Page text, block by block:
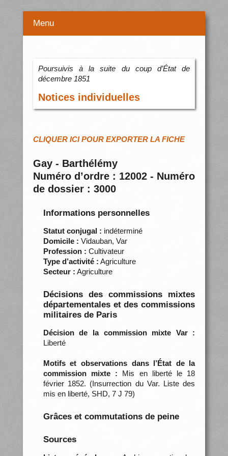
Menu
Poursuivis à la suite du coup d’État de
décembre 1851
Notices individuelles
CLIQUER ICI POUR EXPORTER LA FICHE
Gay - Barthélémy
Numéro d’ordre : 12002 - Numéro
de dossier : 3000
Informations personnelles
Statut conjugal : indéterminé
Domicile : Vidauban, Var
Profession : Cultivateur
Type d’activité : Agriculture
Secteur : Agriculture
Décisions des commissions mixtes
départementales et des commissions
militaires de Paris
Décision de la commission mixte Var :
Liberté
Motifs et observations dans l’État de la
commission mixte : Mis en liberté le 18
février 1852. (Insurrection du Var. Liste des
mis en liberté, SHD, 7 J 79)
Grâces et commutations de peine
Sources